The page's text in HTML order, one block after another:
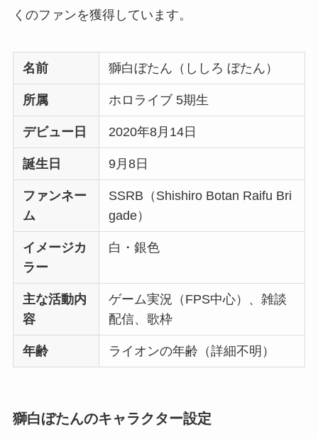
くのファンを獲得しています。
名前 獅白ぼたん（ししろ ぼたん）
所属 ホロライブ 5期生
デビュー日 2020年8月14日
誕生日 9月8日
ファンネー
ム
SSRB（Shishiro Botan Raifu Bri
gade）
イメージカ
ラー
白・銀色
主な活動内
容
ゲーム実況（FPS中心）、雑談
配信、歌枠
年齢 ライオンの年齢（詳細不明）
獅白ぼたんのキャラクター設定